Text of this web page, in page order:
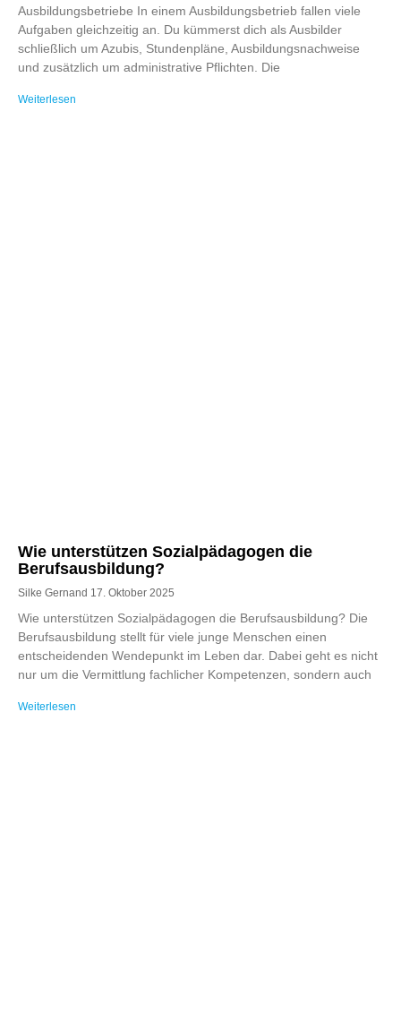
Ausbildungsbetriebe In einem Ausbildungsbetrieb fallen viele
Aufgaben gleichzeitig an. Du kümmerst dich als Ausbilder
schließlich um Azubis, Stundenpläne, Ausbildungsnachweise
und zusätzlich um administrative Pflichten. Die
Weiterlesen
Wie unterstützen Sozialpädagogen die
Berufsausbildung?
Silke Gernand 17. Oktober 2025
Wie unterstützen Sozialpädagogen die Berufsausbildung? Die
Berufsausbildung stellt für viele junge Menschen einen
entscheidenden Wendepunkt im Leben dar. Dabei geht es nicht
nur um die Vermittlung fachlicher Kompetenzen, sondern auch
Weiterlesen